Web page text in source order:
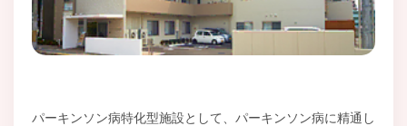
パーキンソン病特化型施設として、パーキンソン病に精通し